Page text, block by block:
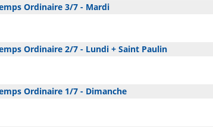
Ordinaire 3/7 - Mardi
Ordinaire 2/7 - Lundi + Saint Paulin
Ordinaire 1/7 - Dimanche